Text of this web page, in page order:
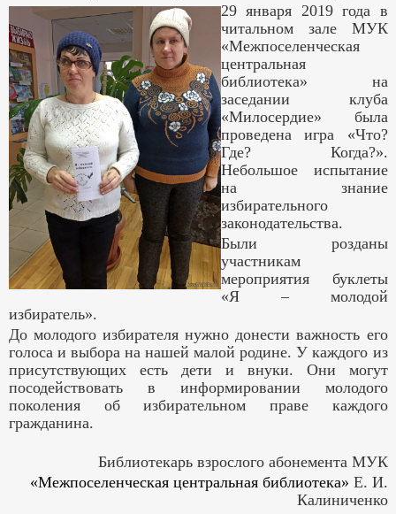
29 января 2019 года в
читальном зале МУК
«Межпоселенческая
центральная
библиотека» на
заседании клуба
«Милосердие» была
проведена игра «Что?
Где? Когда?».
Небольшое испытание
на знание
избирательного
законодательства.
Были розданы
участникам
мероприятия буклеты
«Я – молодой
избиратель».
До молодого избирателя нужно донести важность его
голоса и выбора на нашей малой родине. У каждого из
присутствующих есть дети и внуки. Они могут
посодействовать в информировании молодого
поколения об избирательном праве каждого
гражданина.
Библиотекарь взрослого абонемента МУК
«Межпоселенческая центральная библиотека» Е. И.
Калиниченко